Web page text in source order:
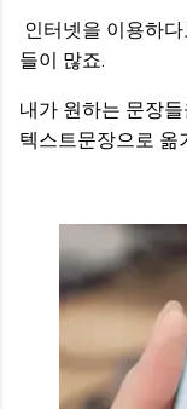
인터넷을 이용하
들이 많죠.
내가 원하는 문장
텍스트문장으로 옮